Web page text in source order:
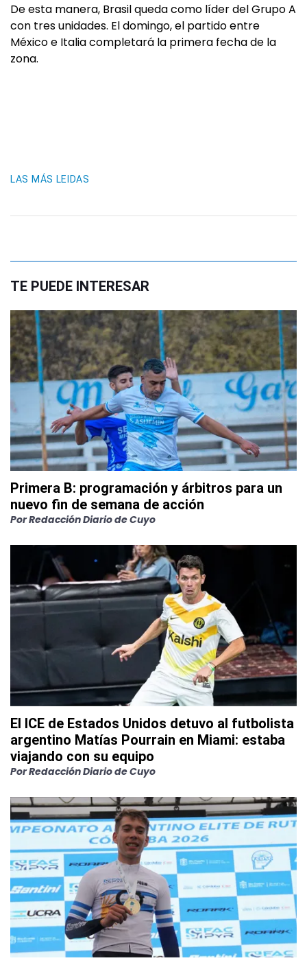
De esta manera, Brasil queda como líder del Grupo A
con tres unidades. El domingo, el partido entre
México e Italia completará la primera fecha de la
zona.
LAS MÁS LEIDAS
TE PUEDE INTERESAR
Primera B: programación y árbitros para un
nuevo fin de semana de acción
PorRedacción Diario de Cuyo
El ICE de Estados Unidos detuvo al futbolista
argentino Matías Pourrain en Miami: estaba
viajando con su equipo
PorRedacción Diario de Cuyo